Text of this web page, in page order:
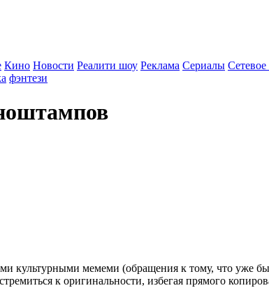
Кино Новости Реалити шоу Реклама Сериалы Сетевое
фэнтези
культурными мемеми (обращения к тому, что уже
к оригинальности, избегая прямого